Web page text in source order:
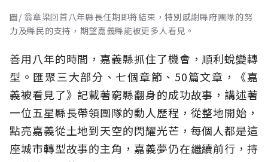
圖/ 翁章梁回首八年縣長任期即將結束，特別感謝縣府團隊的努
力及縣民的支持，期望嘉義縣能被更多人看見。
善用八年的時間，嘉義縣抓住了機會，順利蛻變轉
型。匯聚三大部分、七個章節、50篇文章，《嘉
義被看見了》記載著窮縣翻身的成功故事，講述著
一位五星縣長帶領團隊的動人歷程，從整地開始，
點亮嘉義從土地到天空的閃耀光芒，每個人都是這
座城市轉型故事的主角，嘉義夢仍在繼續前行，持